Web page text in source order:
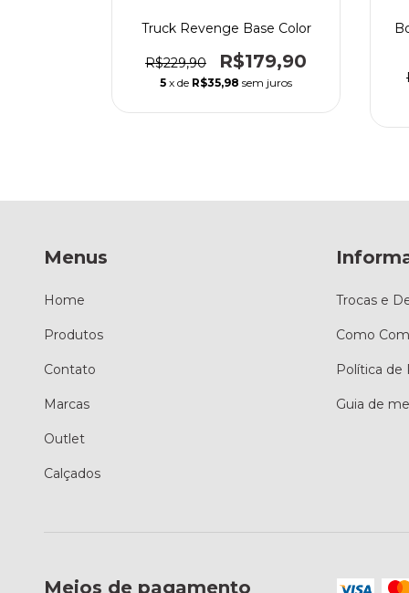
Truck Revenge Base Color
R$229,90 R$179,90
5 x de R$35,98 sem juros
Menus
Home
Produtos
Contato
Marcas
Outlet
Calçados
Trocas e
Como
Política de
Guia de
Meios de pagamento